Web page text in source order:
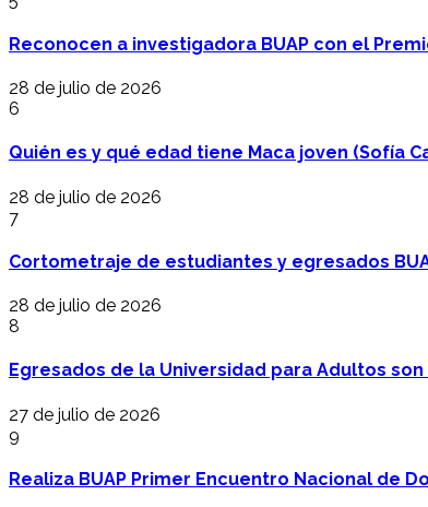
Reconocen a investigadora BUAP con el
28 de julio de 2026
6
Quién es y qué edad tiene Maca joven (Sofía
28 de julio de 2026
7
Cortometraje de estudiantes y egresados
28 de julio de 2026
8
Egresados de la Universidad para Adultos
27 de julio de 2026
9
Realiza BUAP Primer Encuentro Nacional de